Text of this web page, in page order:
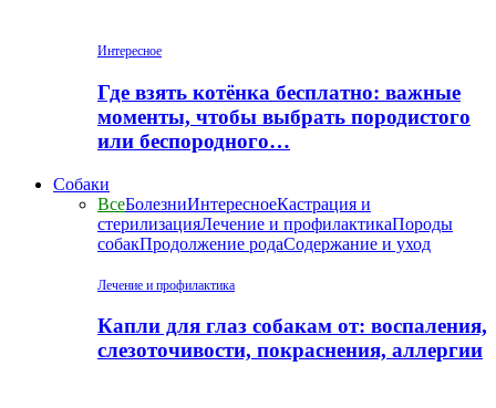
Интересное
Где взять котёнка бесплатно: важные
моменты, чтобы выбрать породистого
или беспородного…
Собаки
ВсеБолезниИнтересноеКастрация и
стерилизацияЛечение и профилактикаПороды
собакПродолжение родаСодержание и уход
Лечение и профилактика
Капли для глаз собакам от: воспаления,
слезоточивости, покраснения, аллергии